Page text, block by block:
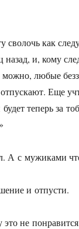
сволочь как
назад, и, кому
можно, любые
Еще
теперь за
А с мужиками
и отпусти.
не